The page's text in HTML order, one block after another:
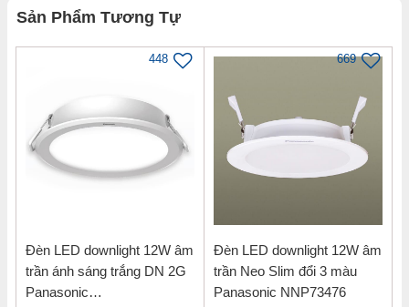
Sản Phẩm Tương Tự
448
Đèn LED downlight 12W âm
trần ánh sáng trắng DN 2G
Panasonic
669
Đèn LED downlight 12W âm
trần Neo Slim đổi 3 màu
Panasonic NNP73476